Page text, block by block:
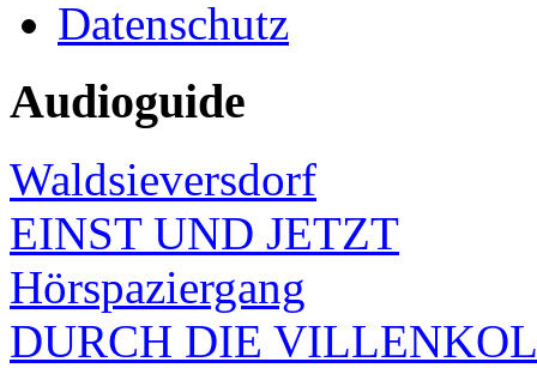
Datenschutz
Audioguide
Waldsieversdorf
EINST UND JETZT
Hörspaziergang
DURCH DIE